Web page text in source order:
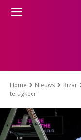
Home Nieuws Bizar
terugkeer